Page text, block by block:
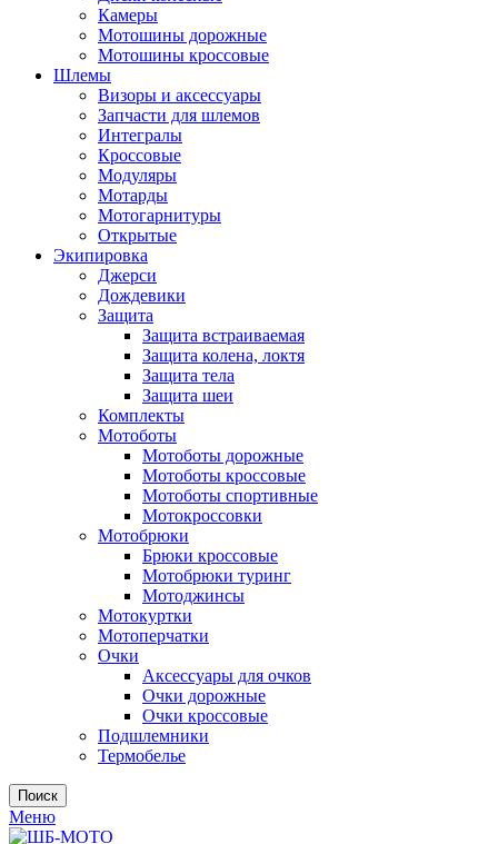
Камеры
Мотошины дорожные
Мотошины кроссовые
Шлемы
Визоры и аксессуары
Запчасти для шлемов
Интегралы
Кроссовые
Модуляры
Мотарды
Мотогарнитуры
Открытые
Экипировка
Джерси
Дождевики
Защита
Защита встраиваемая
Защита колена, локтя
Защита тела
Защита шеи
Комплекты
Мотоботы
Мотоботы дорожные
Мотоботы кроссовые
Мотоботы спортивные
Мотокроссовки
Мотобрюки
Брюки кроссовые
Мотобрюки туринг
Мотоджинсы
Мотокуртки
Мотоперчатки
Очки
Аксессуары для очков
Очки дорожные
Очки кроссовые
Подшлемники
Термобелье
Поиск
Меню